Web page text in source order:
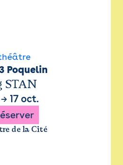
Poquelin
STAN
→ 17 oct.
de la Cité